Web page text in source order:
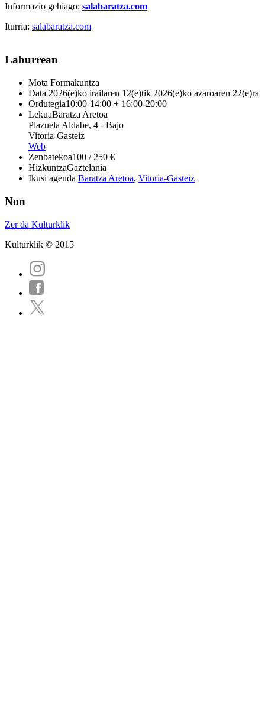
Informazio gehiago: salabaratza.com
Iturria: salabaratza.com
Laburrean
Mota Formakuntza
Data 2026(e)ko irailaren 12(e)tik 2026(e)ko azaroaren 22(e)ra
Ordutegia10:00-14:00 + 16:00-20:00
LekuaBaratza Aretoa
Plazuela Aldabe, 4 - Bajo
Vitoria-Gasteiz
Web
Zenbatekoa100 / 250 €
HizkuntzaGaztelania
Ikusi agenda Baratza Aretoa, Vitoria-Gasteiz
Non
Zer da Kulturklik
Kulturklik © 2015